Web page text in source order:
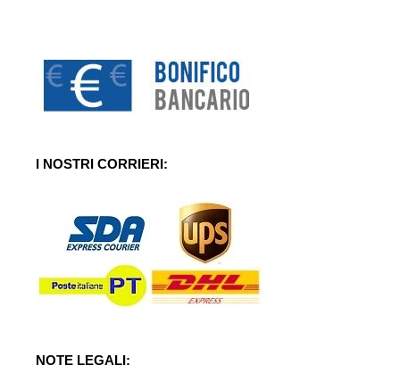
I NOSTRI CORRIERI:
NOTE LEGALI: